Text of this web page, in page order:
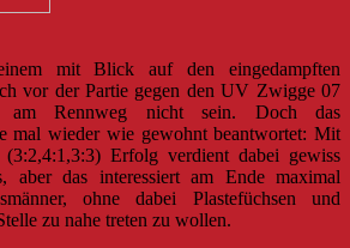
mit Blick auf den eingedampften
vor der Partie gegen den UV Zwigge 07
am Rennweg nicht sein. Doch das
mal wieder wie gewohnt beantwortet: Mit
Erfolg verdient dabei gewiss
aber das interessiert am Ende maximal
ohne dabei Plastefüchsen und
zu nahe treten zu wollen.